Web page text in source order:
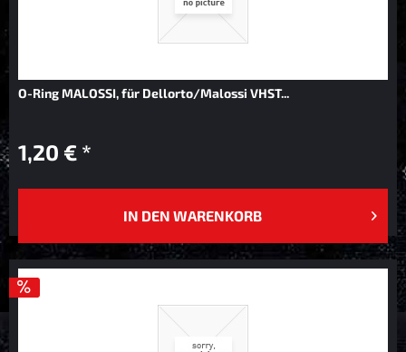
O-Ring MALOSSI, für Dellorto/Malossi VHST...
1,20 € *
IN DEN WARENKORB